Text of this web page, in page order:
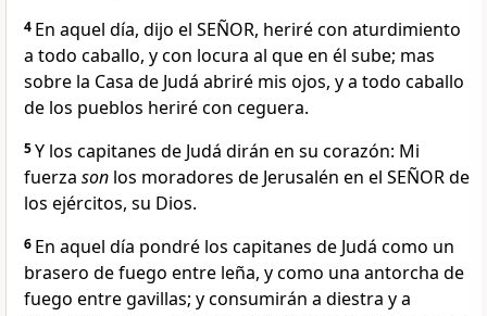
4 En aquel día, dijo el SEÑOR, heriré con aturdimiento
a todo caballo, y con locura al que en él sube; mas
sobre la Casa de Judá abriré mis ojos, y a todo caballo
de los pueblos heriré con ceguera.
5Y los capitanes de Judá dirán en su corazón: Mi
fuerza son los moradores de Jerusalén en el SEÑOR de
los ejércitos, su Dios.
6 En aquel día pondré los capitanes de Judá como un
brasero de fuego entre leña, y como una antorcha de
fuego entre gavillas; y consumirán a diestra y a